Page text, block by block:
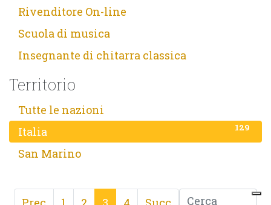
Rivenditore On-line
Scuola di musica
Insegnante di chitarra classica
Territorio
Tutte le nazioni
129
Italia
San Marino